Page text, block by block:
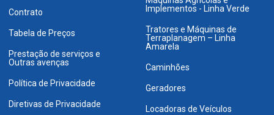
Contrato
Tabela de Preços
Prestação de serviços e
Outras avenças
Política de Privacidade
Diretivas de Privacidade
Implementos - Linha Verde
Tratores e Máquinas de
Terraplanagem – Linha
Amarela
Caminhões
Geradores
Locadoras de Veículos